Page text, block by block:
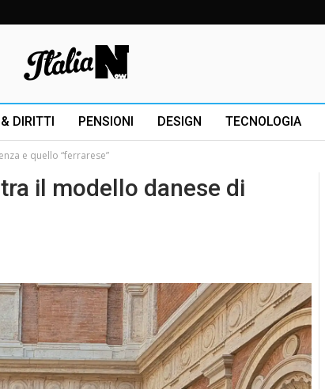
DIRITTI PENSIONI DESIGN TECNOLOGIA
e quello “ferrarese”
il modello danese di